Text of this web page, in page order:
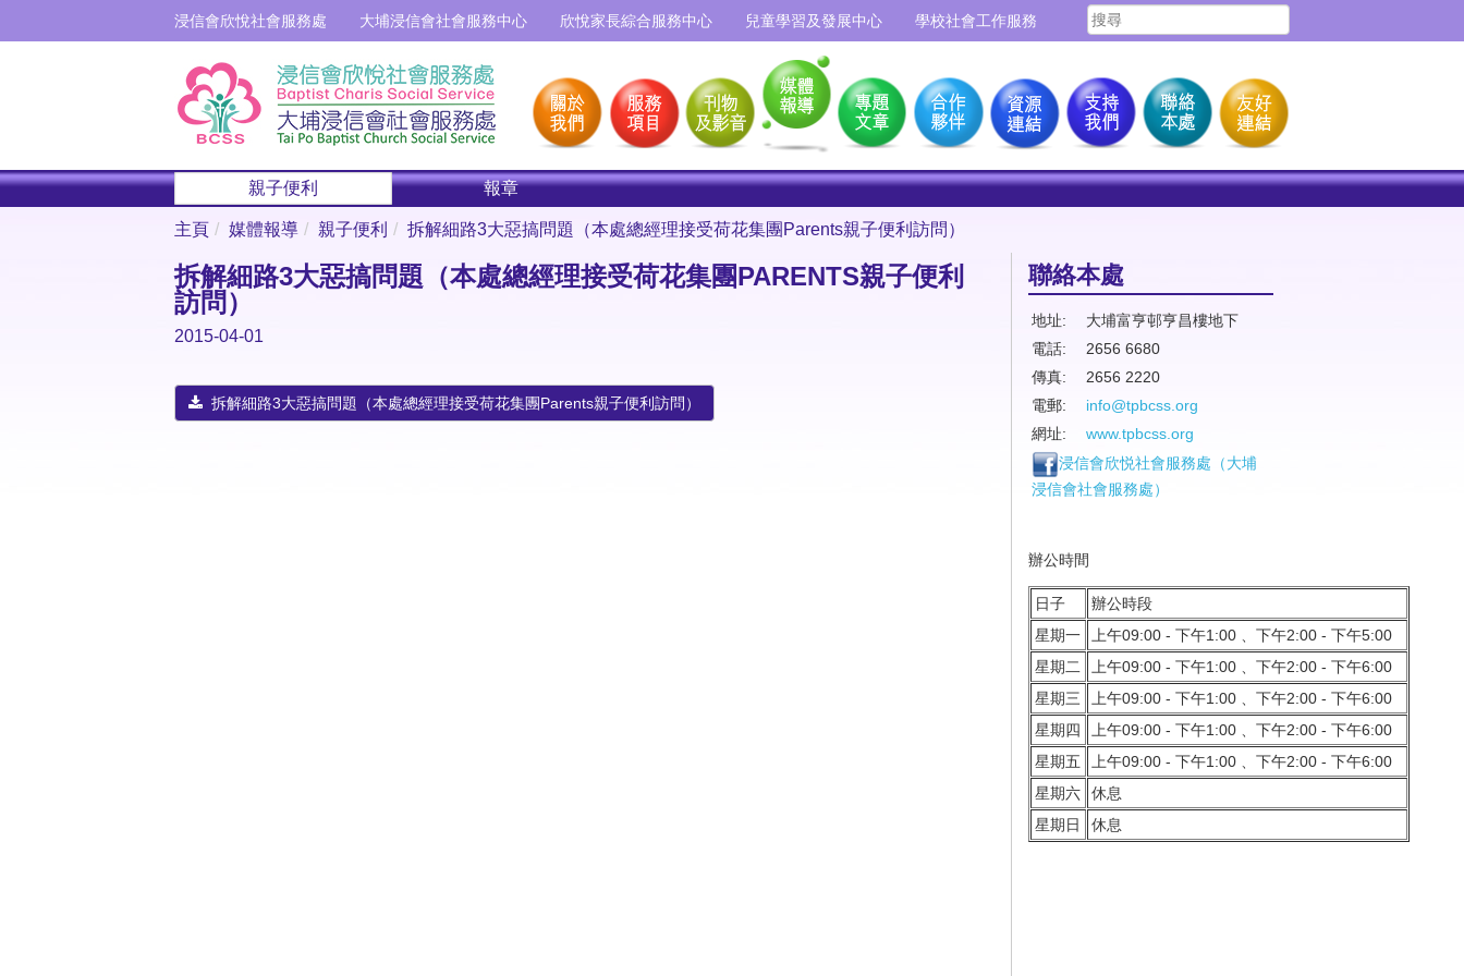
浸信會欣悅社會服務處 大埔浸信會社會服務中心 欣悅家長綜合服務中心 兒童學習及發展中心 學校社會工作服務
親子便利 報章
主頁 媒體報導 親子便利 拆解細路3大惡搞問題（本處總經理接受荷花集團Parents親子便利訪問）
拆解細路3大惡搞問題（本處總經理接受荷花集團PARENTS親子便利
訪問）
2015-04-01
拆解細路3大惡搞問題（本處總經理接受荷花集團Parents親子便利訪問）
聯絡本處
地址:
大埔富亨邨亨昌樓地下
電話:
2656 6680
傳真:
2656 2220
電郵:
info@tpbcss.org
網址:
www.tpbcss.org
浸信會欣悦社會服務處（大埔
浸信會社會服務處）
辦公時間
日子
辦公時段
星期一
上午09:00 - 下午1:00 、下午2:00 - 下午5:00
星期二
上午09:00 - 下午1:00 、下午2:00 - 下午6:00
星期三
上午09:00 - 下午1:00 、下午2:00 - 下午6:00
星期四
上午09:00 - 下午1:00 、下午2:00 - 下午6:00
星期五
上午09:00 - 下午1:00 、下午2:00 - 下午6:00
星期六
休息
星期日
休息